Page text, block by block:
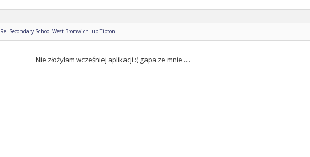
Re: Secondary School West Bromwich lub Tipton
Nie złożyłam wcześniej aplikacji :( gapa ze mnie ....